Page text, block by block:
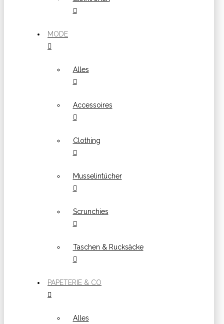
MODE
Alles
Accessoires
Clothing
Musselintücher
Scrunchies
Taschen & Rucksäcke
PAPETERIE & CO
Alles